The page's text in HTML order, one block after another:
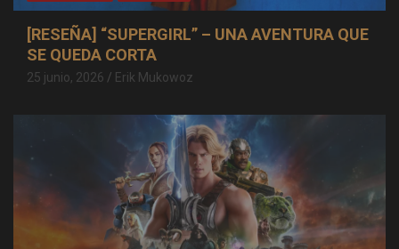
[RESEÑA] “SUPERGIRL” – UNA AVENTURA QUE
SE QUEDA CORTA
25 junio, 2026 Erik Mukowoz